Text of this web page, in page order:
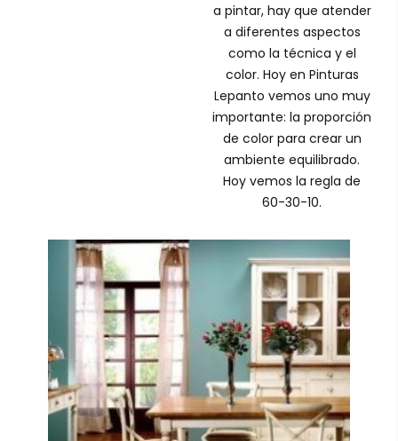
a pintar, hay que atender
a diferentes aspectos
como la técnica y el
color. Hoy en Pinturas
Lepanto vemos uno muy
importante: la proporción
de color para crear un
ambiente equilibrado.
Hoy vemos la regla de
60-30-10.